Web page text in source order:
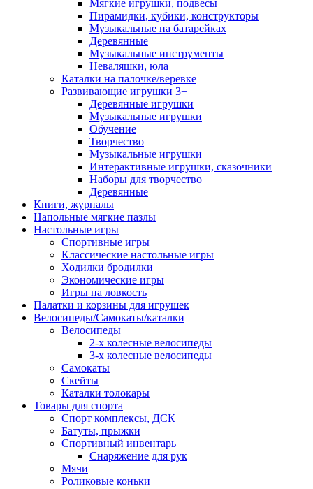
Мягкие игрушки, подвесы
Пирамидки, кубики, конструкторы
Музыкальные на батарейках
Деревянные
Музыкальные инструменты
Неваляшки, юла
Каталки на палочке/веревке
Развивающие игрушки 3+
Деревянные игрушки
Музыкальные игрушки
Обучение
Творчество
Музыкальные игрушки
Интерактивные игрушки, сказочники
Наборы для творчество
Деревянные
Книги, журналы
Напольные мягкие пазлы
Настольные игры
Спортивные игры
Классические настольные игры
Ходилки бродилки
Экономические игры
Игры на ловкость
Палатки и корзины для игрушек
Велосипеды/Самокаты/каталки
Велосипеды
2-х колесные велосипеды
3-х колесные велосипеды
Самокаты
Скейты
Каталки толокары
Товары для спорта
Спорт комплексы, ДСК
Батуты, прыжки
Спортивный инвентарь
Снаряжение для рук
Мячи
Роликовые коньки